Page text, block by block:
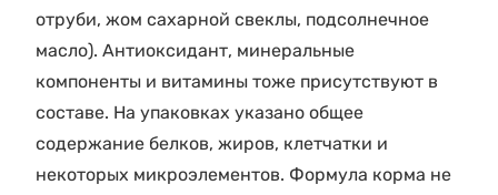
отруби, жом сахарной свеклы, подсолнечное
масло). Антиоксидант, минеральные
компоненты и витамины тоже присутствуют в
составе. На упаковках указано общее
содержание белков, жиров, клетчатки и
некоторых микроэлементов. Формула корма не